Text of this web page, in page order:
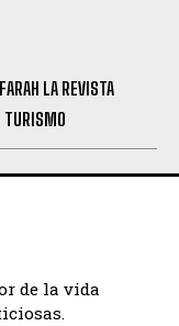
FARAH LA REVISTA
TURISMO
de la vida